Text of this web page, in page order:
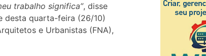
trabalho significa”, disse
desta quarta-feira (26/10)
e Urbanistas (FNA),